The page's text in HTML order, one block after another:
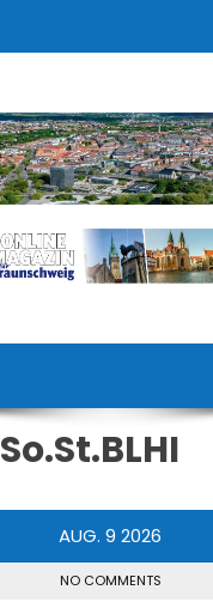
So.St.BLHI
AUG. 9 2026
NO COMMENTS